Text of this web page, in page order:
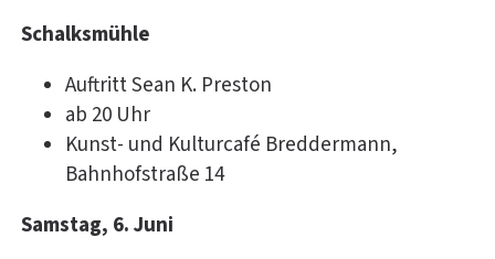
Schalksmühle
Auftritt Sean K. Preston
ab 20 Uhr
Kunst- und Kulturcafé Breddermann,
Bahnhofstraße 14
Samstag, 6. Juni